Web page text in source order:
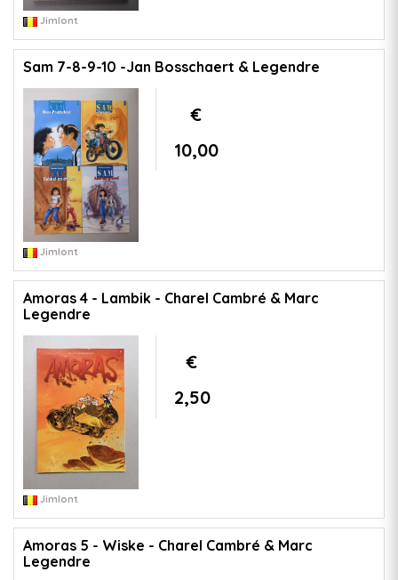
Jimlont
Sam 7-8-9-10 -Jan Bosschaert & Legendre
€
10,00
Jimlont
Amoras 4 - Lambik - Charel Cambré & Marc
Legendre
€
2,50
Jimlont
Amoras 5 - Wiske - Charel Cambré & Marc
Legendre